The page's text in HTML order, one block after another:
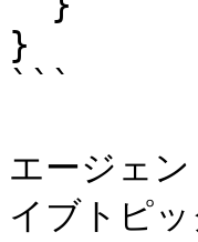
}
```
エージェ
イブトピ